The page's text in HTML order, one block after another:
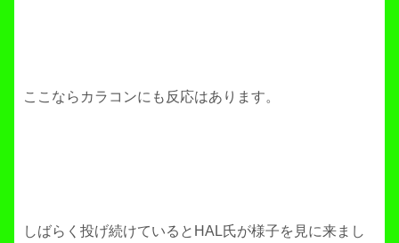
ここならカラコンにも反応はあります。
しばらく投げ続けているとHAL氏が様子を見に来まし